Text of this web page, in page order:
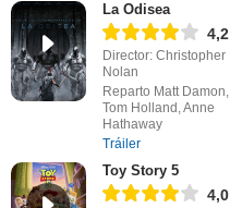
La Odisea
4,2
Director: Christopher
Nolan
Reparto Matt Damon,
Tom Holland, Anne
Hathaway
Tráiler
Toy Story 5
4,0